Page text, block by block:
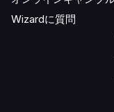
Wizardに質問